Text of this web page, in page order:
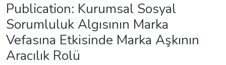
Publication: Kurumsal Sosyal
Sorumluluk Algısının Marka
Vefasına Etkisinde Marka Aşkının
Aracılık Rolü